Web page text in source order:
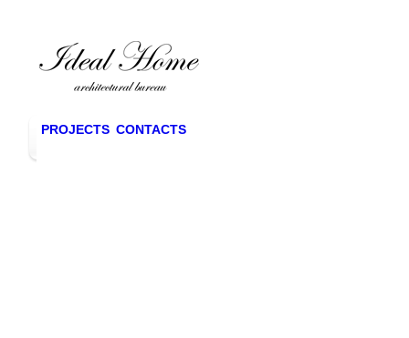
PROJECTS CONTACTS